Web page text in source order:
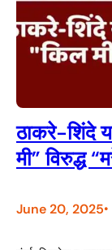
ठाकरे-शिंदे
मी” विरुद्ध
June 20, 2025•